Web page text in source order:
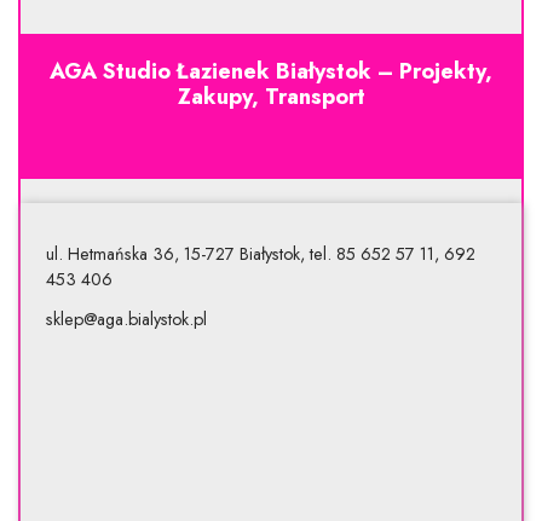
AGA Studio Łazienek Białystok – Projekty,
Zakupy, Transport
ul. Hetmańska 36, 15-727 Białystok, tel. 85 652 57 11, 692
453 406
sklep@aga.bialystok.pl